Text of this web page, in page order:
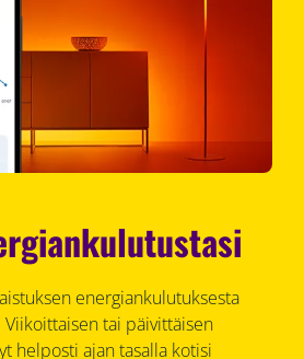
energiankulutuksesta
Viikoittaisen tai päivittäisen
helposti ajan tasalla kotisi